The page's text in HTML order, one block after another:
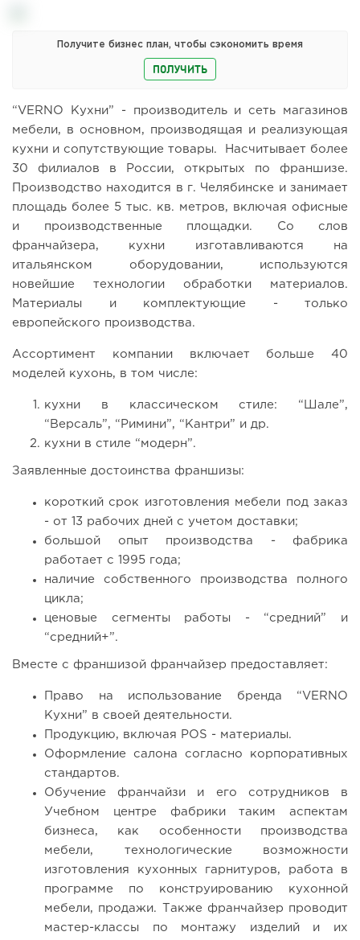
Получите бизнес план, чтобы сэкономить время
ПОЛУЧИТЬ
“VERNO Кухни” - производитель и сеть магазинов
мебели, в основном, производящая и реализующая
кухни и сопутствующие товары. Насчитывает более
30 филиалов в России, открытых по франшизе.
Производство находится в г. Челябинске и занимает
площадь более 5 тыс. кв. метров, включая офисные
и производственные площадки. Со слов
франчайзера, кухни изготавливаются на
итальянском оборудовании, используются
новейшие технологии обработки материалов.
Материалы и комплектующие - только
европейского производства.
Ассортимент компании включает больше 40
моделей кухонь, в том числе:
кухни в классическом стиле: “Шале”,
“Версаль”, “Римини”, “Кантри” и др.
кухни в стиле “модерн”.
Заявленные достоинства франшизы:
короткий срок изготовления мебели под заказ
- от 13 рабочих дней с учетом доставки;
большой опыт производства - фабрика
работает с 1995 года;
наличие собственного производства полного
цикла;
ценовые сегменты работы - “средний” и
“средний+”.
Вместе с франшизой франчайзер предоставляет:
Право на использование бренда “VERNO
Кухни” в своей деятельности.
Продукцию, включая POS - материалы.
Оформление салона согласно корпоративных
стандартов.
Обучение франчайзи и его сотрудников в
Учебном центре фабрики таким аспектам
бизнеса, как особенности производства
мебели, технологические возможности
изготовления кухонных гарнитуров, работа в
программе по конструированию кухонной
мебели, продажи. Также франчайзер проводит
мастер-классы по монтажу изделий и их